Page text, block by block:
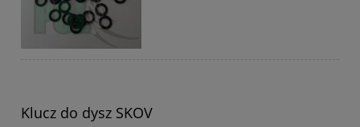
Klucz do dysz SKOV